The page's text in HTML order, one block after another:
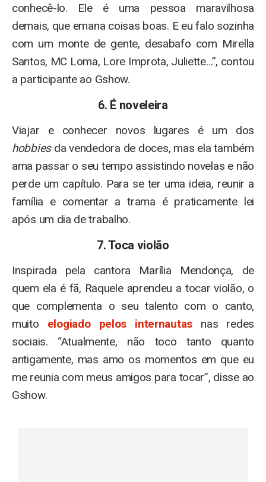
conhecê-lo. Ele é uma pessoa maravilhosa
demais, que emana coisas boas. E eu falo sozinha
com um monte de gente, desabafo com Mirella
Santos, MC Loma, Lore Improta, Juliette…”, contou
a participante ao Gshow.
6. É noveleira
Viajar e conhecer novos lugares é um dos
hobbiesda vendedora de doces, mas ela também
ama passar o seu tempo assistindo novelas e não
perde um capítulo. Para se ter uma ideia, reunir a
família e comentar a trama é praticamente lei
após um dia de trabalho.
7. Toca violão
Inspirada pela cantora Marília Mendonça, de
quem ela é fã, Raquele aprendeu a tocar violão, o
que complementa o seu talento com o canto,
muito elogiado pelos internautas nas redes
sociais. “Atualmente, não toco tanto quanto
antigamente, mas amo os momentos em que eu
me reunia com meus amigos para tocar”, disse ao
Gshow.